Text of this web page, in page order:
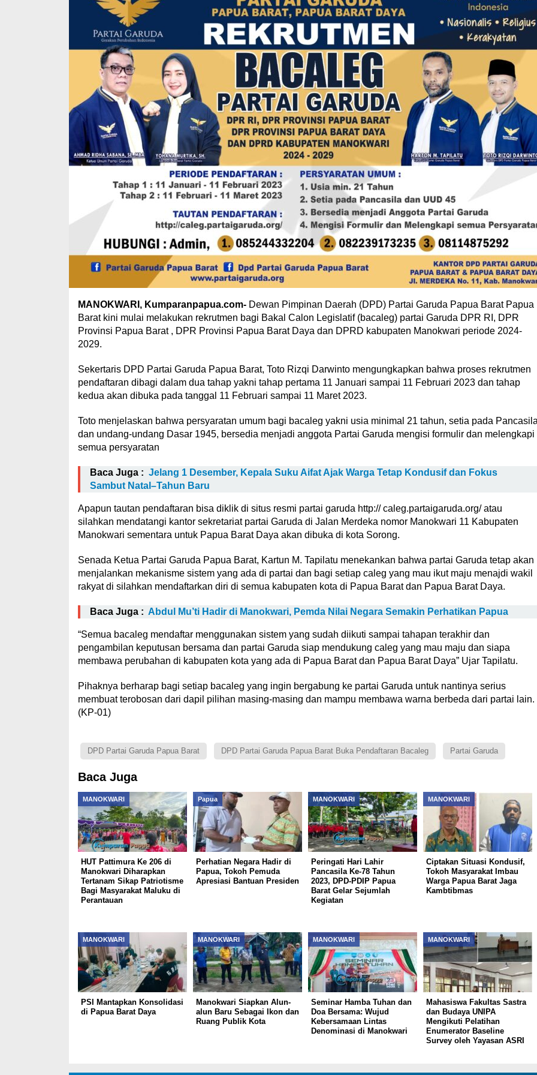
MANOKWARI, Kumparanpapua.com-Dewan Pimpinan Daerah (DPD) Partai Garuda Papua Barat Papua
Barat kini mulai melakukan rekrutmen bagi Bakal Calon Legislatif (bacaleg) partai Garuda DPR RI, DPR
Provinsi Papua Barat , DPR Provinsi Papua Barat Daya dan DPRD kabupaten Manokwari periode 2024-
2029.
Sekertaris DPD Partai Garuda Papua Barat, Toto Rizqi Darwinto mengungkapkan bahwa proses rekrutmen
pendaftaran dibagi dalam dua tahap yakni tahap pertama 11 Januari sampai 11 Februari 2023 dan tahap
kedua akan dibuka pada tanggal 11 Februari sampai 11 Maret 2023.
Toto menjelaskan bahwa persyaratan umum bagi bacaleg yakni usia minimal 21 tahun, setia pada
dan undang-undang Dasar 1945, bersedia menjadi anggota Partai Garuda mengisi formulir dan melengkapi
semua persyaratan
Baca Juga : Jelang 1 Desember, Kepala Suku Aifat Ajak Warga Tetap Kondusif dan Fokus
Sambut Natal–Tahun Baru
Apapun tautan pendaftaran bisa diklik di situs resmi partai garuda http:// caleg.partaigaruda.org/ atau
silahkan mendatangi kantor sekretariat partai Garuda di Jalan Merdeka nomor Manokwari 11 Kabupaten
Manokwari sementara untuk Papua Barat Daya akan dibuka di kota Sorong.
Senada Ketua Partai Garuda Papua Barat, Kartun M. Tapilatu menekankan bahwa partai Garuda tetap akan
menjalankan mekanisme sistem yang ada di partai dan bagi setiap caleg yang mau ikut maju menajdi wakil
rakyat di silahkan mendaftarkan diri di semua kabupaten kota di Papua Barat dan Papua Barat Daya.
Baca Juga : Abdul Mu’ti Hadir di Manokwari, Pemda Nilai Negara Semakin Perhatikan Papua
“Semua bacaleg mendaftar menggunakan sistem yang sudah diikuti sampai tahapan terakhir dan
pengambilan keputusan bersama dan partai Garuda siap mendukung caleg yang mau maju dan siapa
membawa perubahan di kabupaten kota yang ada di Papua Barat dan Papua Barat Daya” Ujar Tapilatu.
Pihaknya berharap bagi setiap bacaleg yang ingin bergabung ke partai Garuda untuk nantinya serius
membuat terobosan dari dapil pilihan masing-masing dan mampu membawa warna berbeda dari partai lain.
(KP-01)
DPD Partai Garuda Papua Barat DPD Partai Garuda Papua Barat Buka Pendaftaran Bacaleg Partai Garuda
Baca Juga
MANOKWARI
HUT Pattimura Ke 206 di
Manokwari Diharapkan
Tertanam Sikap Patriotisme
Bagi Masyarakat Maluku di
Perantauan
Papua
Perhatian Negara Hadir di
Papua, Tokoh Pemuda
Apresiasi Bantuan Presiden
MANOKWARI
Peringati Hari Lahir
Pancasila Ke-78 Tahun
2023, DPD-PDIP Papua
Barat Gelar Sejumlah
Kegiatan
MANOKWARI
Ciptakan Situasi Kondusif,
Tokoh Masyarakat Imbau
Warga Papua Barat Jaga
Kambtibmas
MANOKWARI
PSI Mantapkan Konsolidasi
di Papua Barat Daya
MANOKWARI
Manokwari Siapkan Alun-
alun Baru Sebagai Ikon dan
Ruang Publik Kota
MANOKWARI
Seminar Hamba Tuhan dan
Doa Bersama: Wujud
Kebersamaan Lintas
Denominasi di Manokwari
MANOKWARI
Mahasiswa Fakultas Sastra
dan Budaya UNIPA
Mengikuti Pelatihan
Enumerator Baseline
Survey oleh Yayasan ASRI